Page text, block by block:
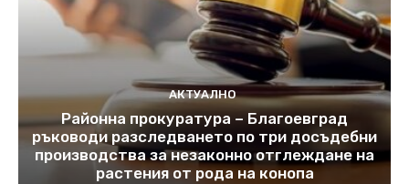
АКТУАЛНО
Районна прокуратура – Благоевград
ръководи разследването по три досъдебни
производства за незаконно отглеждане на
растения от рода на конопа